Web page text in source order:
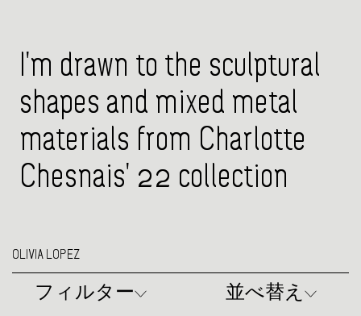
I'm drawn to the sculptural
shapes and mixed metal
materials from Charlotte
Chesnais' 22 collection
OLIVIA LOPEZ
フィルター 並べ替え